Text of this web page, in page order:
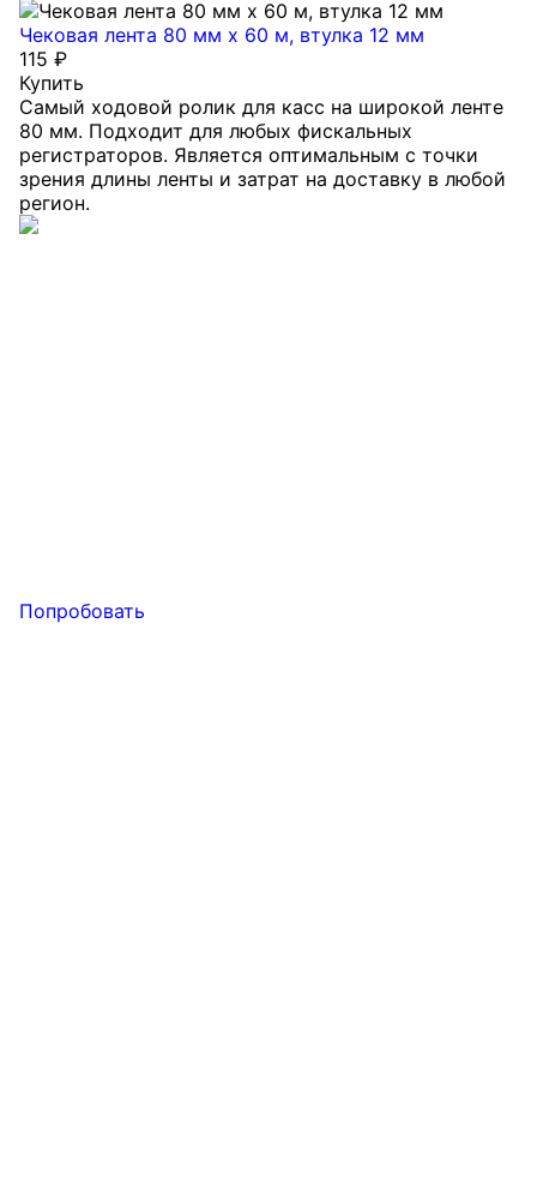
Чековая лента 80 мм x 60 м, втулка 12 мм
115 ₽
Купить
Самый ходовой ролик для касс на широкой ленте
80 мм. Подходит для любых фискальных
регистраторов. Является оптимальным с точки
зрения длины ленты и затрат на доставку в любой
регион.
Попробовать